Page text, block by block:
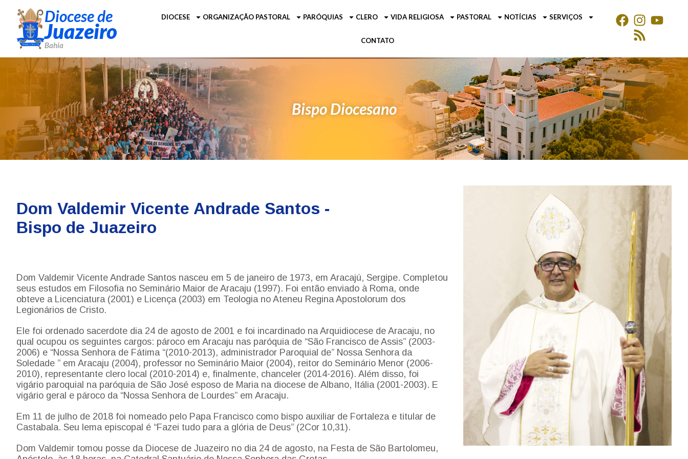
Diocese de
Juazeiro
Bahia
DIOCESE ORGANIZAÇÃO PASTORAL PARÓQUIAS CLERO VIDA RELIGIOSA PASTORAL NOTÍCIAS SERVIÇOS
CONTATO
Bispo Diocesano
Dom Valdemir Vicente Andrade Santos -
Bispo de Juazeiro
Dom Valdemir Vicente Andrade Santos nasceu em 5 de janeiro de 1973, em Aracajú, Sergipe. Completou
seus estudos em Filosofia no Seminário Maior de Aracaju (1997). Foi então enviado à Roma, onde
obteve a Licenciatura (2001) e Licença (2003) em Teologia no Ateneu Regina Apostolorum dos
Legionários de Cristo.
Ele foi ordenado sacerdote dia 24 de agosto de 2001 e foi incardinado na Arquidiocese de Aracaju, no
qual ocupou os seguintes cargos: pároco em Aracaju nas paróquia de “São Francisco de Assis” (2003-
2006) e “Nossa Senhora de Fátima “(2010-2013), administrador Paroquial de” Nossa Senhora da
Soledade ” em Aracaju (2004), professor no Seminário Maior (2004), reitor do Seminário Menor (2006-
2010), representante clero local (2010-2014) e, finalmente, chanceler (2014-2016). Além disso, foi
vigário paroquial na paróquia de São José esposo de Maria na diocese de Albano, Itália (2001-2003). E
vigário geral e pároco da “Nossa Senhora de Lourdes” em Aracaju.
Em 11 de julho de 2018 foi nomeado pelo Papa Francisco como bispo auxiliar de Fortaleza e titular de
Castabala. Seu lema episcopal é “Fazei tudo para a glória de Deus” (2Cor 10,31).
Dom Valdemir tomou posse da Diocese de Juazeiro no dia 24 de agosto, na Festa de São Bartolomeu,